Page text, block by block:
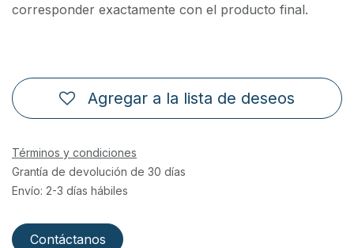
corresponder exactamente con el producto final.
Agregar a la lista de deseos
Términos y condiciones
Grantía de devolución de 30 días
Envío: 2-3 días hábiles
Contáctanos